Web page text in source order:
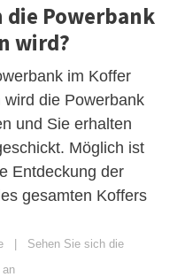
die Powerbank
wird?
im Koffer
wird die Powerbank
und Sie erhalten
Möglich ist
Entdeckung der
gesamten Koffers
| Sehen Sie sich die
an